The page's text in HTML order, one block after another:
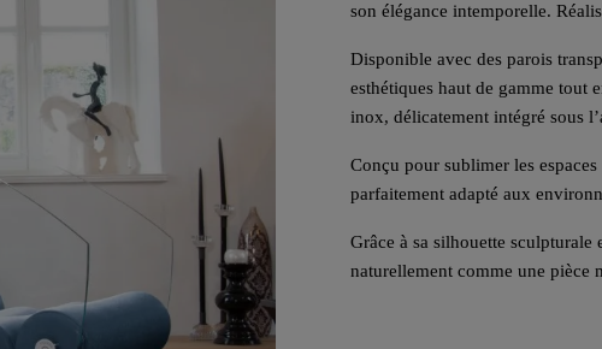
son élégance intemporelle.
Disponible avec des parois
esthétiques haut de gamme tout
inox, délicatement intégré sous
Conçu pour sublimer les
parfaitement adapté aux
Grâce à sa silhouette
naturellement comme une pièce